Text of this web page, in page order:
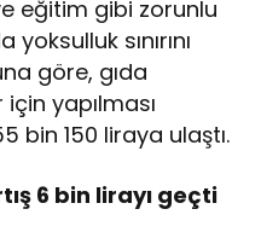
eğitim gibi zorunlu
sınırını
göre, gıda
yapılması
bin 150 liraya ulaştı.
6 bin lirayı geçti